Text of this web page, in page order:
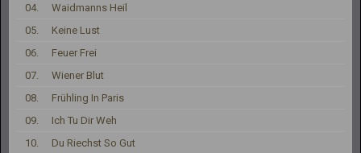
04.
Waidmanns Heil
05.
Keine Lust
06.
Feuer Frei
07.
Wiener Blut
08.
Frühling In Paris
09.
Ich Tu Dir Weh
10.
Du Riechst So Gut